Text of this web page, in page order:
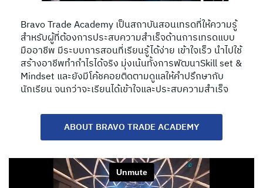
Bravo Trade Academy เป็นสถาบันสอนเทรดที่ให้ความรู้
สำหรับผู้ที่ต้องการประสบความสำเร็จด้านการเทรดแบบ
มืออาชีพ มีระบบการสอนที่เรียนรู้ได้ง่าย เข้าใจเร็ว นำไปใช้
สร้างอาชีพทำกำไรได้จริง มุ่งเน้นทั้งการพัฒนาSkill set &
Mindset และยังมีโค้ชคอยติดตามดูแลให้คำปรึกษากับ
นักเรียน จนกว่าจะเรียนได้เข้าใจและประสบความสำเร็จ
ABOUT BRAVO TRADE ACADEMY